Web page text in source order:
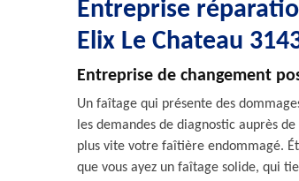
Entreprise
Elix Le Chateau
Entreprise de changement
Un faîtage qui présente des
les demandes de diagnostic auprès
plus vite votre faîtière endommagé.
que vous ayez un faîtage solide, qui